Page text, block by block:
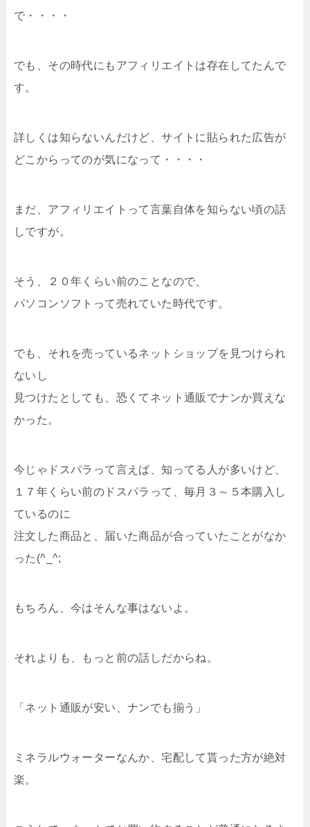
で・・・・
でも、その時代にもアフィリエイトは存在してたんで
す。
詳しくは知らないんだけど、サイトに貼られた広告が
どこからってのが気になって・・・・
まだ、アフィリエイトって言葉自体を知らない頃の話
しですが。
そう、２０年くらい前のことなので、
パソコンソフトって売れていた時代です。
でも、それを売っているネットショップを見つけられ
ないし
見つけたとしても、恐くてネット通販でナンか買えな
かった。
今じゃドスパラって言えば、知ってる人が多いけど、
１７年くらい前のドスパラって、毎月３～５本購入し
ているのに
注文した商品と、届いた商品が合っていたことがなか
った(^_^;
もちろん、今はそんな事はないよ。
それよりも、もっと前の話しだからね。
「ネット通販が安い、ナンでも揃う」
ミネラルウォーターなんか、宅配して貰った方が絶対
楽。